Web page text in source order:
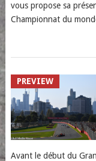
vous propose sa
Championnat du
PREVIEW
Avant le début du